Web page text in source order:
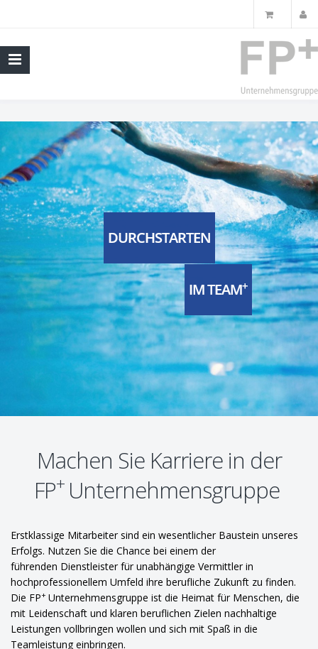
DURCHSTARTEN
IM TEAM+
Machen Sie Karriere in der
FP+ Unternehmensgruppe
Erstklassige Mitarbeiter sind ein wesentlicher Baustein unseres
Erfolgs. Nutzen Sie die Chance bei einem der
führenden Dienstleister für unabhängige Vermittler in
hochprofessionellem Umfeld ihre berufliche Zukunft zu finden.
Die FP+ Unternehmensgruppe ist die Heimat für Menschen, die
mit Leidenschaft und klaren beruflichen Zielen nachhaltige
Leistungen vollbringen wollen und sich mit Spaß in die
Teamleistung einbringen.